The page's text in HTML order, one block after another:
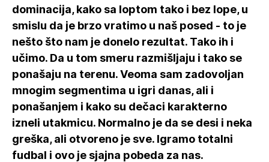
dominacija, kako sa loptom tako i bez lope, u
smislu da je brzo vratimo u naš posed - to je
nešto što nam je donelo rezultat. Tako ih i
učimo. Da u tom smeru razmišljaju i tako se
ponašaju na terenu. Veoma sam zadovoljan
mnogim segmentima u igri danas, ali i
ponašanjem i kako su dečaci karakterno
izneli utakmicu. Normalno je da se desi i neka
greška, ali otvoreno je sve. Igramo totalni
fudbal i ovo je sjajna pobeda za nas.